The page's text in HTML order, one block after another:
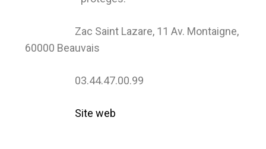
Zac Saint Lazare, 11 Av. Montaigne,
60000 Beauvais
03.44.47.00.99
Site web